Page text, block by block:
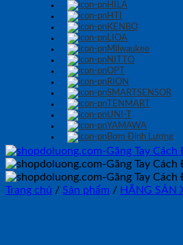
HILA
HTI
KENBO
LIOA
Milwaukee
NITTO
OPT
RION
SMARTSENSOR
TENMART
UNI-T
YAMAWA
Bơm Định Lượng
Trang chủ / Sản phẩm / HÃNG SẢN